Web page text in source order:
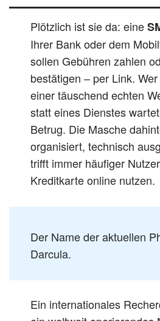
Plötzlich ist sie da: eine
Ihrer Bank oder dem
sollen Gebühren zahlen
bestätigen – per Link.
einer täuschend echten
statt eines Dienstes
Betrug. Die Masche
organisiert, technisch
trifft immer häufiger
Kreditkarte online nutzen.
Der Name der aktuellen
Darcula.
Ein internationales